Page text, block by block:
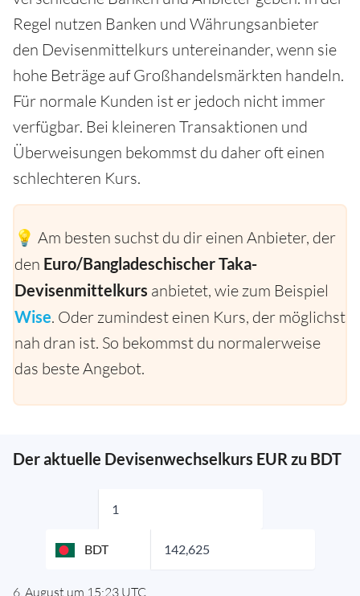
Regel nutzen Banken und Währungsanbieter
den Devisenmittelkurs untereinander, wenn sie
hohe Beträge auf Großhandelsmärkten handeln.
Für normale Kunden ist er jedoch nicht immer
verfügbar. Bei kleineren Transaktionen und
Überweisungen bekommst du daher oft einen
schlechteren Kurs.
💡 Am besten suchst du dir einen Anbieter, der
den Euro/Bangladeschischer Taka-
Devisenmittelkurs anbietet, wie zum Beispiel
Wise. Oder zumindest einen Kurs, der möglichst
nah dran ist. So bekommst du normalerweise
das beste Angebot.
Der aktuelle Devisenwechselkurs EUR zu BDT
BDT
6. August um 15:23 UTC